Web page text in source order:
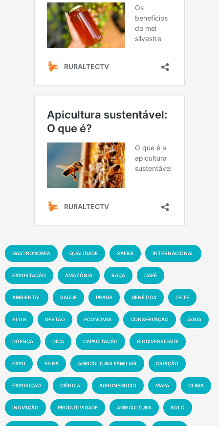
GASTRONOMIA QUALIDADE SAFRA INTERNACIONAL
EXPORTAÇÃO AMAZÔNIA RAÇA CAFÉ
AMBIENTAL SAÚDE PRAGA GENÉTICA LEITE
BLOG GESTÃO ECONOMIA CONSERVAÇÃO ÁGUA
DOENÇA DICA CAPACITAÇÃO BIODIVERSIDADE
EXPO FEIRA AGRICULTURA FAMILIAR CRIAÇÃO
EXPOSIÇÃO CIÊNCIA AGRONEGÓCIO MAPA CLIMA
INOVAÇÃO PRODUTIVIDADE AGRICULTURA SOLO